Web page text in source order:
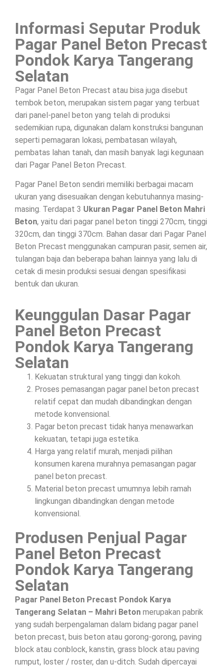
Informasi Seputar Produk
Pagar Panel Beton Precast
Pondok Karya Tangerang
Selatan
Pagar Panel Beton Precast atau bisa juga disebut
tembok beton, merupakan sistem pagar yang terbuat
dari panel-panel beton yang telah di produksi
sedemikian rupa, digunakan dalam konstruksi bangunan
seperti pemagaran lokasi, pembatasan wilayah,
pembatas lahan tanah, dan masih banyak lagi kegunaan
dari Pagar Panel Beton Precast.
Pagar Panel Beton sendiri memiliki berbagai macam
ukuran yang disesuaikan dengan kebutuhannya masing-
masing. Terdapat 3 Ukuran Pagar Panel Beton Mahri
Beton, yaitu dari pagar panel beton tinggi 270cm, tinggi
320cm, dan tinggi 370cm. Bahan dasar dari Pagar Panel
Beton Precast menggunakan campuran pasir, semen air,
tulangan baja dan beberapa bahan lainnya yang lalu di
cetak di mesin produksi sesuai dengan spesifikasi
bentuk dan ukuran.
Keunggulan Dasar Pagar
Panel Beton Precast
Pondok Karya Tangerang
Selatan
Kekuatan struktural yang tinggi dan kokoh.
Proses pemasangan pagar panel beton precast
relatif cepat dan mudah dibandingkan dengan
metode konvensional.
Pagar beton precast tidak hanya menawarkan
kekuatan, tetapi juga estetika.
Harga yang relatif murah, menjadi pilihan
konsumen karena murahnya pemasangan pagar
panel beton precast.
Material beton precast umumnya lebih ramah
lingkungan dibandingkan dengan metode
konvensional.
Produsen Penjual Pagar
Panel Beton Precast
Pondok Karya Tangerang
Selatan
Pagar Panel Beton Precast Pondok Karya
Tangerang Selatan – Mahri Beton merupakan pabrik
yang sudah berpengalaman dalam bidang pagar panel
beton precast, buis beton atau gorong-gorong, paving
block atau conblock, kanstin, grass block atau paving
rumput, loster / roster, dan u-ditch. Sudah dipercayai